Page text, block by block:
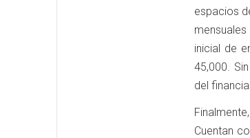
espacios
inicial de
45,000.
del
Cuentan